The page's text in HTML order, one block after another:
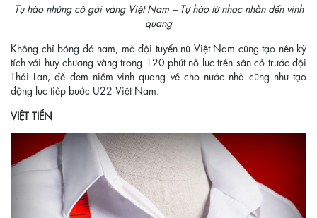
Tự hào những cô gái vàng Việt Nam – Tự hào từ nhọc nhằn đến vinh
quang
Không chỉ bóng đá nam, mà đội tuyển nữ Việt Nam cũng tạo nên kỳ
tích với huy chương vàng trong 120 phút nỗ lực trên sân cỏ trước đội
Thái Lan, để đem niềm vinh quang về cho nước nhà cũng như tạo
động lực tiếp bước U22 Việt Nam.
VIỆT TIẾN